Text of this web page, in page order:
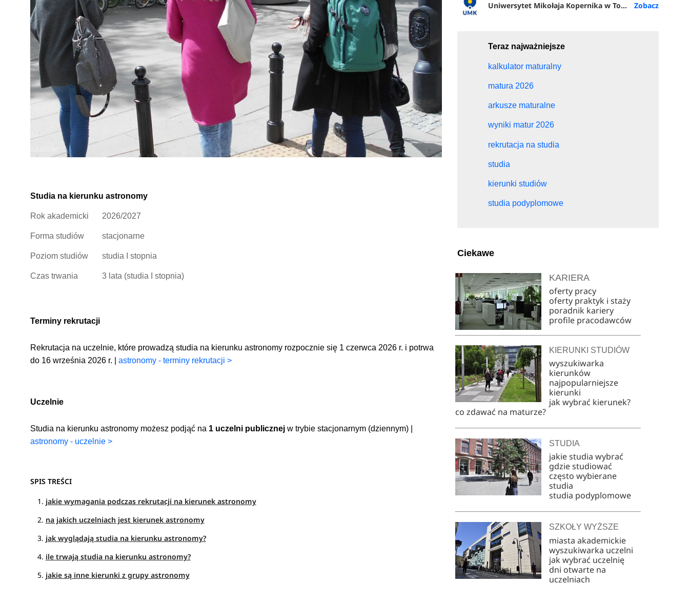
Studia na kierunku astronomy
Rok akademicki 2026/2027
Forma studiów stacjonarne
Poziom studiów studia I stopnia
Czas trwania 3 lata (studia I stopnia)
Terminy rekrutacji
Rekrutacja na uczelnie, które prowadzą studia na kierunku astronomy rozpocznie się 1 czerwca 2026 r. i potrwa
do 16 września 2026 r. | astronomy - terminy rekrutacji >
Uczelnie
Studia na kierunku astronomy możesz podjąć na 1 uczelni publicznejw trybie stacjonarnym (dziennym) |
astronomy - uczelnie >
SPIS TREŚCI
jakie wymagania podczas rekrutacji na kierunek astronomy
na jakich uczelniach jest kierunek astronomy
jak wyglądają studia na kierunku astronomy?
ile trwają studia na kierunku astronomy?
jakie są inne kierunki z grupy astronomy
Uniwersytet Mikołaja Kopernika w Toruniu
Teraz najważniejsze
kalkulator maturalny
matura 2026
arkusze maturalne
wyniki matur 2026
rekrutacja na studia
studia
kierunki studiów
studia podyplomowe
Ciekawe
KARIERA
oferty pracy
oferty praktyk i staży
poradnik kariery
profile pracodawców
KIERUNKI STUDIÓW
wyszukiwarka
kierunków
najpopularniejsze
kierunki
jak wybrać kierunek?
co zdawać na maturze?
STUDIA
jakie studia wybrać
gdzie studiować
często wybierane
studia
studia podyplomowe
SZKOŁY WYŻSZE
miasta akademickie
wyszukiwarka uczelni
jak wybrać uczelnię
dni otwarte na
uczelniach